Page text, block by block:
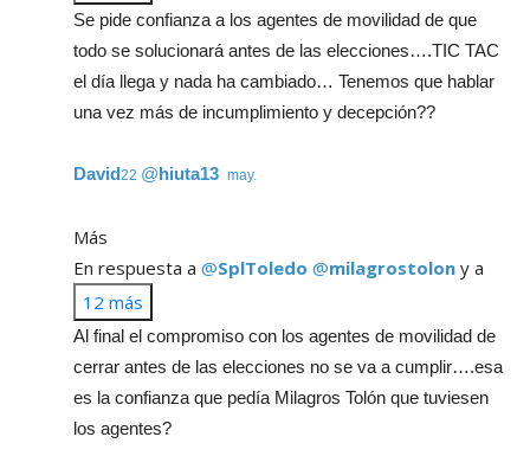
Se pide confianza a los agentes de movilidad de que
todo se solucionará antes de las elecciones….TIC TAC
el día llega y nada ha cambiado… Tenemos que hablar
una vez más de incumplimiento y decepción??
David @hiuta13 22 may.
Más
En respuesta a @SplToledo @milagrostolon y a
12 más
Al final el compromiso con los agentes de movilidad de
cerrar antes de las elecciones no se va a cumplir….esa
es la confianza que pedía Milagros Tolón que tuviesen
los agentes?